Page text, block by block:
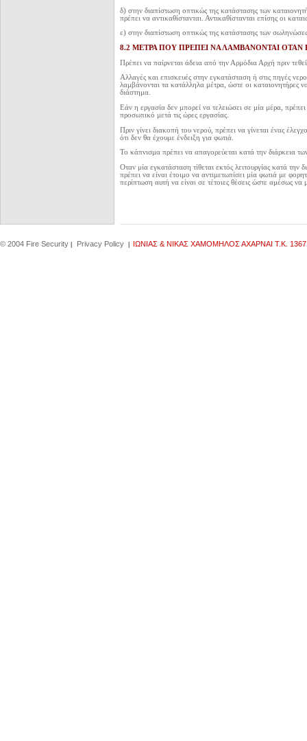
δ) στην διαπίστωση οπτικώς της κατάστασης των
πρέπει να αντικαθίστανται. Αντικαθίστανται επίσης οι
ε) στην διαπίστωση οπτικώς της κατάστασης των
8.2 ΜΕΤΡΑ ΠΟΥ ΠΡΕΠΕΙ ΝΑ ΛΑΜΒΑΝΟΝΤΑΙ ΟΤΑΝ
Πρέπει να παίρνεται άδεια από την Αρμόδια Αρχή πριν
Αλλαγές και επισκευές στην εγκατάσταση ή στις πηγές
λαμβάνονται τα κατάλληλα μέτρα, ώστε οι καταιονητήρες
διάστημα.
Εάν η εργασία δεν μπορεί να τελειώσει σε μία μέρα, πρέπει
προσωπικό μετά τις ώρες εργασίας.
Πριν γίνει διακοπή του νερού, πρέπει να γίνεται ένας
ότι δεν θα έχουμε ένδειξη για φωτιά.
Το κάπνισμα πρέπει να απαγορεύεται κατά την διάρκεια
Οταν μία εγκατάσταση τίθεται εκτός λειτουργίας κατά
πρέπει να είναι έτοιμο να αντιμετωπίσει μία φωτιά με
περίπτωση αυτή να είναι σε τέτοιες θέσεις ώστε αμέσως
© 2004 Fire Security Privacy Policy IΩΝΙΑΣ & ΝΙΚΑΣ ΧΑΜΟΜΗΛΟΣ ΑΧΑΡΝΑΙ Τ.Κ.